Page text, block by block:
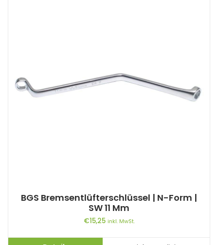
BGS Bremsentlüfterschlüssel | N-Form |
SW 11 Mm
€15,25 inkl. MwSt.